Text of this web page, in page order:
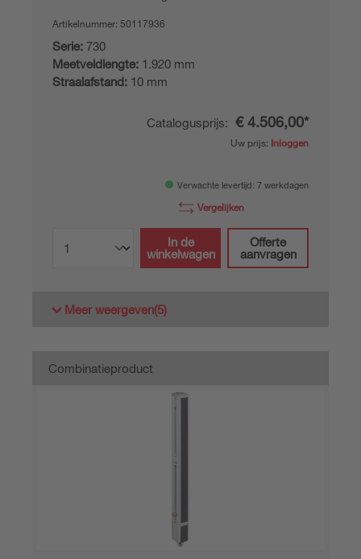
Artikelnummer: 50117936
Serie: 730
Meetveldlengte: 1.920 mm
Straalafstand: 10 mm
Catalogusprijs: € 4.506,00*
Uw prijs: Inloggen
Verwachte levertijd: 7 werkdagen
Vergelijken
In de
winkelwagen
Offerte
aanvragen
Meer weergeven(5)
Combinatieproduct